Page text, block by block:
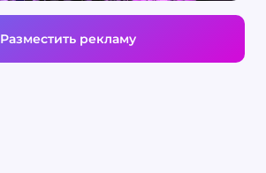
Разместить рекламу